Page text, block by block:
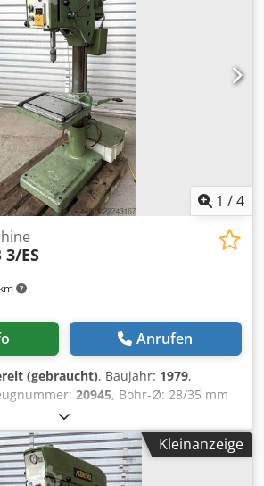
1 /4
3/ES
Anrufen
(gebraucht), Baujahr: 1979,
20945, Bohr-Ø: 28/35 mm
3 Ausladung: 293 mm Tischgröße:
an runder Säule schwenk- und über
höhenverstellbar gr. Abstand
630 mm Pinolenhub: 180 mm
Kleinanzeige